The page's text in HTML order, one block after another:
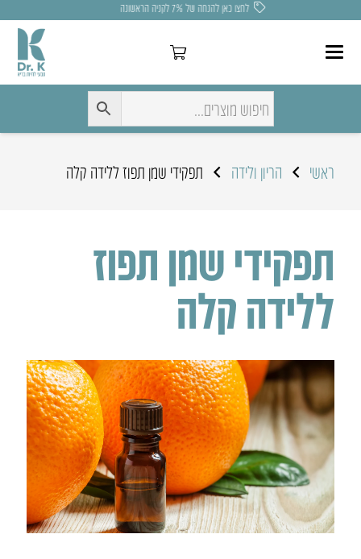
משלוח חינם בקניה מעל 275 ₪
ראשי הריון ולידה תפקידי שמן תפוז ללידה קלה
תפקידי שמן תפוז
ללידה קלה